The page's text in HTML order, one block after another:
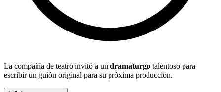
La compañía de teatro invitó a un dramaturgo talentoso para
escribir un guión original para su próxima producción.